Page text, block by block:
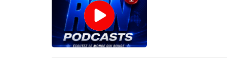
Métropole Nice Côte d'Azur
Ville de Nice